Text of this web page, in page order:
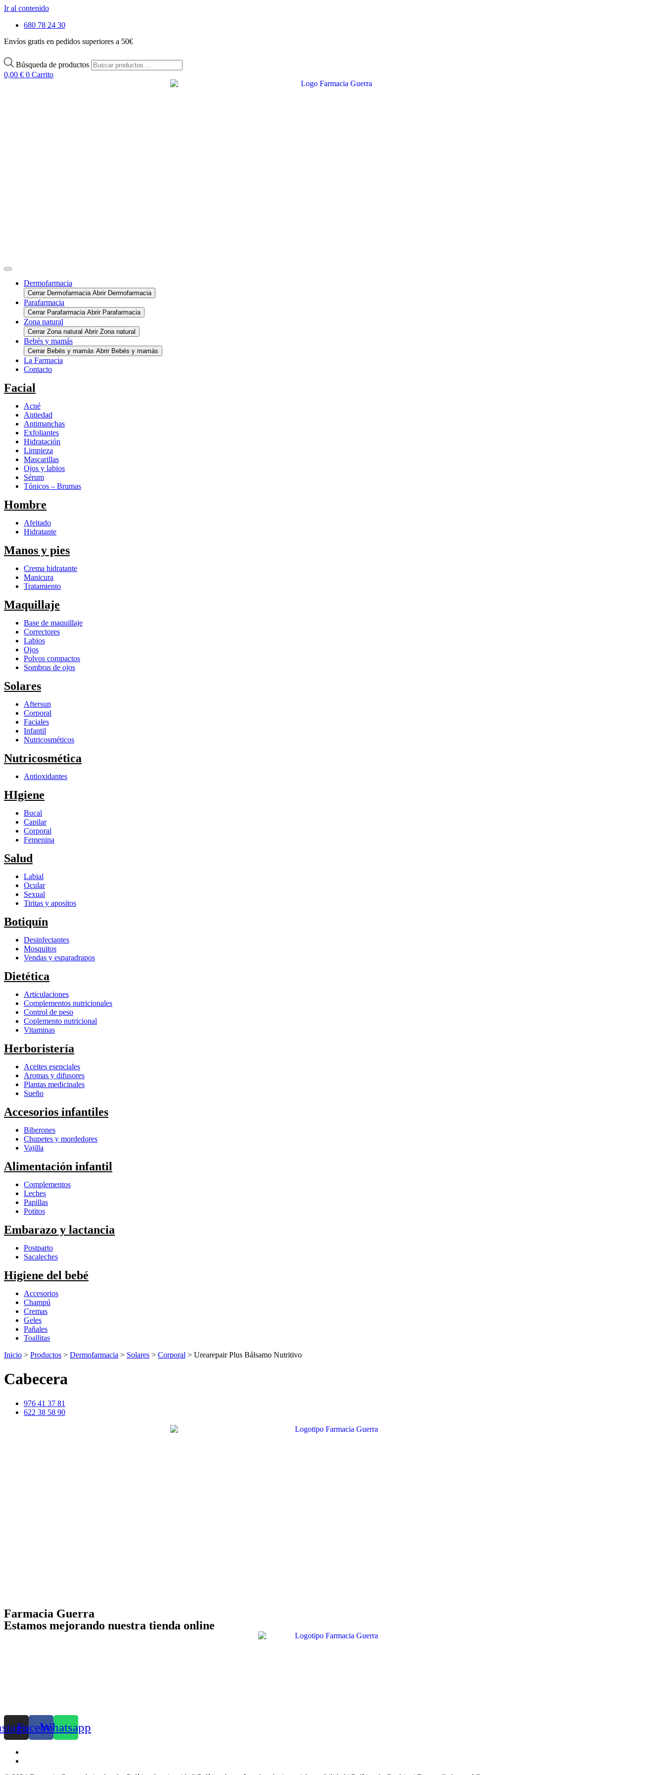
Ir al contenido
680 78 24 30
Envíos gratis en pedidos superiores a 50€
Búsqueda de productos
0,00 € 0 Carrito
Dermofarmacia
Cerrar Dermofarmacia Abrir Dermofarmacia
Parafarmacia
Cerrar Parafarmacia Abrir Parafarmacia
Zona natural
Cerrar Zona natural Abrir Zona natural
Bebés y mamás
Cerrar Bebés y mamás Abrir Bebés y mamás
La Farmacia
Contacto
Facial
Acné
Antiedad
Antimanchas
Exfoliantes
Hidratación
Limpieza
Mascarillas
Ojos y labios
Sérum
Tónicos – Brumas
Hombre
Afeitado
Hidratante
Manos y pies
Crema hidratante
Manicura
Tratamiento
Maquillaje
Base de maquillaje
Correctores
Labios
Ojos
Polvos compactos
Sombras de ojos
Solares
Aftersun
Corporal
Faciales
Infantil
Nutricosméticos
Nutricosmética
Antioxidantes
HIgiene
Bucal
Capilar
Corporal
Femenina
Salud
Labial
Ocular
Sexual
Tiritas y apositos
Botiquín
Desinfectantes
Mosquitos
Vendas y esparadrapos
Dietética
Articulaciones
Complementos nutricionales
Control de peso
Coplemento nutricional
Vitaminas
Herboristería
Aceites esenciales
Aromas y difusores
Plantas medicinales
Sueño
Accesorios infantiles
Biberones
Chupetes y mordedores
Vajilla
Alimentación infantil
Complementos
Leches
Papillas
Potitos
Embarazo y lactancia
Postparto
Sacaleches
Higiene del bebé
Accesorios
Champú
Cremas
Geles
Pañales
Toallitas
Inicio > Productos > Dermofarmacia > Solares > Corporal > Urearepair Plus Bálsamo Nutritivo
Cabecera
976 41 37 81
622 38 58 90
Farmacia Guerra
Estamos mejorando nuestra tienda online
FacebookWhatsapp